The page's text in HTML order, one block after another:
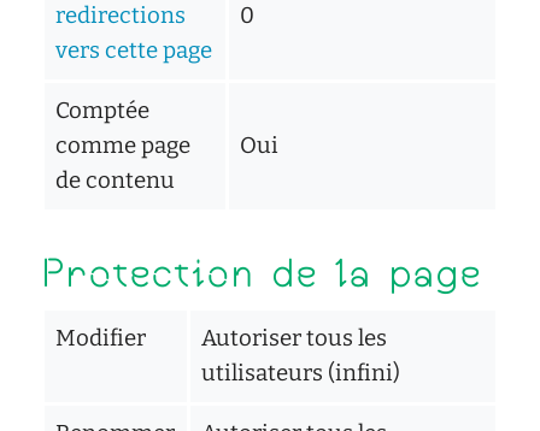
redirections
vers cette page
0
Comptée
comme page
de contenu
Oui
Protection de la page
Modifier
Autoriser tous les
utilisateurs (infini)